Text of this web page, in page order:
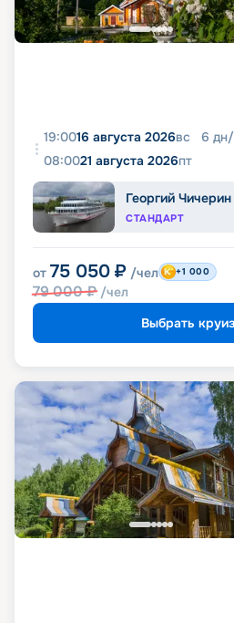
19:0016 августа 2026вс 6 дн/
08:0021 августа 2026пт
Георгий Чичерин
СТАНДАРТ
от 75 050 ₽ /чел
79 000₽ /чел
+1 000
Выбрать круиз